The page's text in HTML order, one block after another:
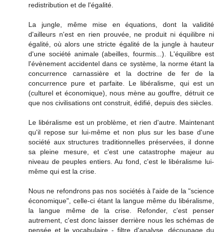
redistribution et de l'égalité.
La jungle, même mise en équations, dont la validité
d'ailleurs n'est en rien prouvée, ne produit ni équilibre ni
égalité, où alors une stricte égalité de la jungle à hauteur
d'une société animale (abeilles, fourmis...). L'équilibre est
l'évènement accidentel dans ce système, la norme étant la
concurrence carnassière et la doctrine de fer de la
concurrence pure et parfaite. Le libéralisme, qui est un
(culturel et économique), nous mène au gouffre, détruit ce
que nos civilisations ont construit, édifié, depuis des siècles.
Le libéralisme est un problème, et rien d'autre. Maintenant
qu'il repose sur lui-même et non plus sur les base d'une
société aux structures traditionnelles préservées, il donne
sa pleine mesure, et c'est une catastrophe majeur au
niveau de peuples entiers. Au fond, c'est le libéralisme lui-
même qui est la crise.
Nous ne refondrons pas nos sociétés à l'aide de la "science
économique", celle-ci étant la langue même du libéralisme,
la langue même de la crise. Refonder, c'est penser
autrement, c'est donc laisser derrière nous les schémas de
pensée et le vocabulaire - filtre d'analyse, découpage du